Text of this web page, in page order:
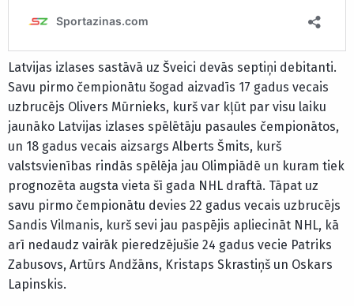
Latvijas izlases sastāvā uz Šveici devās septiņi debitanti.
Savu pirmo čempionātu šogad aizvadīs 17 gadus vecais
uzbrucējs Olivers Mūrnieks, kurš var kļūt par visu laiku
jaunāko Latvijas izlases spēlētāju pasaules čempionātos,
un 18 gadus vecais aizsargs Alberts Šmits, kurš
valstsvienības rindās spēlēja jau Olimpiādē un kuram tiek
prognozēta augsta vieta šī gada NHL draftā. Tāpat uz
savu pirmo čempionātu devies 22 gadus vecais uzbrucējs
Sandis Vilmanis, kurš sevi jau paspējis apliecināt NHL, kā
arī nedaudz vairāk pieredzējušie 24 gadus vecie Patriks
Zabusovs, Artūrs Andžāns, Kristaps Skrastiņš un Oskars
Lapinskis.